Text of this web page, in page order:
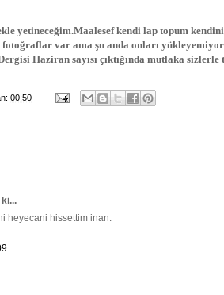
yetineceğim.Maalesef kendi lap topum
var ama şu anda onları
Haziran sayısı çıktığında mutlaka
00:50
heyecani hissettim inan.